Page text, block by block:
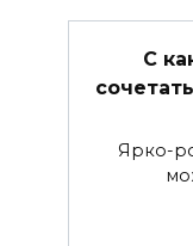
С
Ярко-